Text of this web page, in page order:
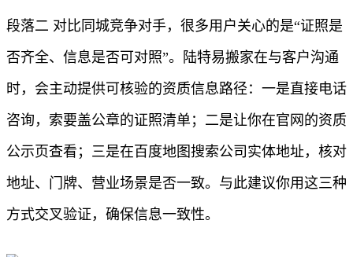
段落二 对比同城竞争对手，很多用户关心的是“证照是
否齐全、信息是否可对照”。陆特易搬家在与客户沟通
时，会主动提供可核验的资质信息路径：一是直接电话
咨询，索要盖公章的证照清单；二是让你在官网的资质
公示页查看；三是在百度地图搜索公司实体地址，核对
地址、门牌、营业场景是否一致。与此建议你用这三种
方式交叉验证，确保信息一致性。